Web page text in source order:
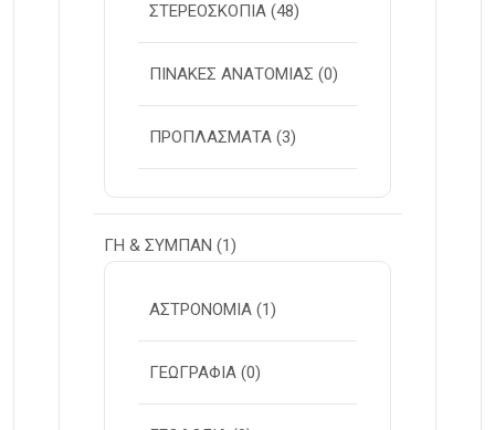
ΣΤΕΡΕOΣΚΟΠΙΑ (48)
ΠΙΝΑΚΕΣ ΑΝΑΤΟΜΙΑΣ (0)
ΠΡΟΠΛΑΣΜΑΤΑ (3)
ΓΗ & ΣΥΜΠΑΝ (1)
ΑΣΤΡΟΝΟΜΙΑ (1)
ΓΕΩΓΡΑΦΙΑ (0)